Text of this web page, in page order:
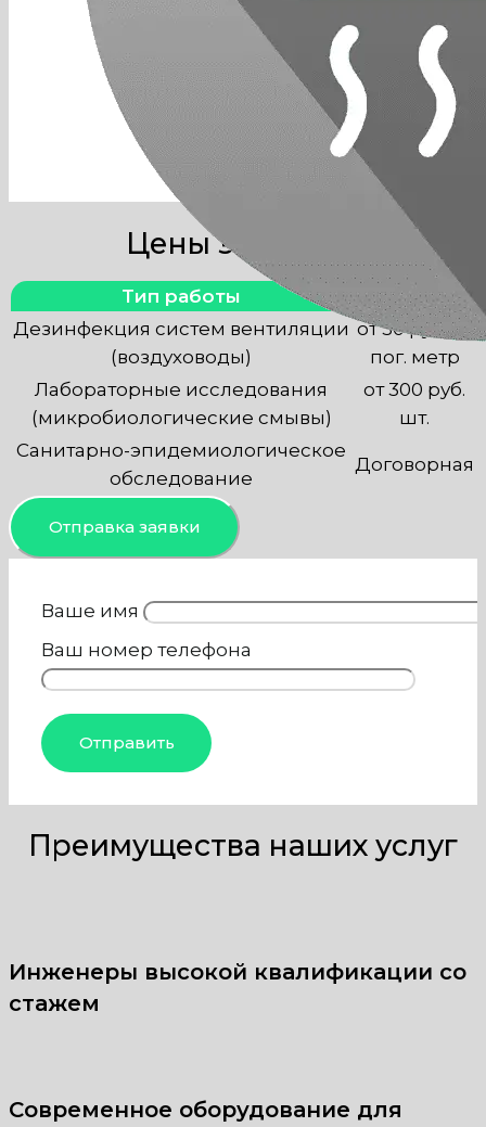
Наша компания занимается
техобслуживанием
вентиляционных систем любой
сложности с выездом по Москве.
Цены за услуги
Тип работы
Стоимость
Дезинфекция систем вентиляции
(воздуховоды)
от 30 руб. за
пог. метр
Лабораторные исследования
(микробиологические смывы)
от 300 руб.
шт.
Санитарно-эпидемиологическое
обследование
Договорная
Отправка заявки
Ваше имя
Ваш номер телефона
Преимущества наших услуг
Инженеры высокой квалификации со
стажем
Современное оборудование для